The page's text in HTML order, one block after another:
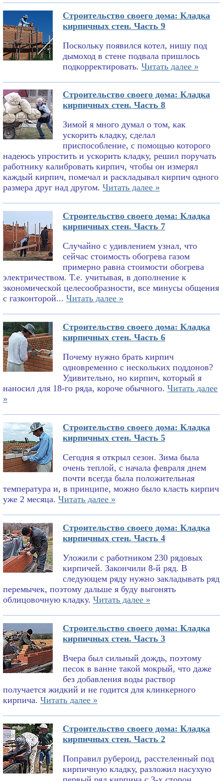
Строительство своего дома: Кладка
кирпичных стен. Часть 9
Поскольку появился котел, нишу под
дымоход в стене подвала пришлось
подкорректировать. Читать далее »
Строительство своего дома: Кладка
кирпичных стен. Часть 8
Зимой я много думал о том, как
ускорить кладку, сделал
приспособление, с помощью которого
надеюсь упростить и ускорить кладку, решил поручать
работнику калибровать кирпич, чтобы он измерял
каждый кирпич, помечал и раскладывал кирпич одного
размера друг над другом. Читать далее »
Строительство своего дома: Кладка
кирпичных стен. Часть 7
Случайно с удивлением узнал, что
сейчас стоимость обогрева газом
примерно равна стоимости обогрева
электричеством. Т.е. учитывая, в дополнение к
экономической целесообразности, все минусы общения
с газконторой... Читать далее »
Строительство своего дома: Кладка
кирпичных стен. Часть 6
Почему нужно брать кирпич
одновременно с нескольких поддонов?
Удивительно, но кирпич, который я
наносил для 18-го ряда, короче обычного. Читать далее
»
Строительство своего дома: Кладка
кирпичных стен. Часть 5
Сегодня я открыл сезон. Зима была
очень теплой, с начала февраля днем
почти всегда была положительная
температура и, в принципе, можно было класть кирпич
уже 2 месяца. Читать далее »
Строительство своего дома: Кладка
кирпичных стен. Часть 4
Уложили с работником 230 рядовых
кирпичей. Закончили 8-й ряд. В
следующем ряду нужно закладывать ряд
перемычек, поэтому дальше я буду выгонять
облицовочную кладку. Читать далее »
Строительство своего дома: Кладка
кирпичных стен. Часть 3
Вчера был сильный дождь, поэтому
песок в ванне такой мокрый, что даже
без добавления воды раствор
получается жидкий и не годится для клинкерного
кирпича. Читать далее »
Строительство своего дома: Кладка
кирпичных стен. Часть 2
Поправил рубероид, расстеленный под
кирпичную кладку, разложил насухую